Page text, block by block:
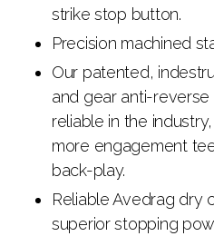
strike stop button.
Precision machined
Our patented,
and gear anti-
reliable in the
more engagement
back-play.
Reliable Avedrag dry
superior stopping